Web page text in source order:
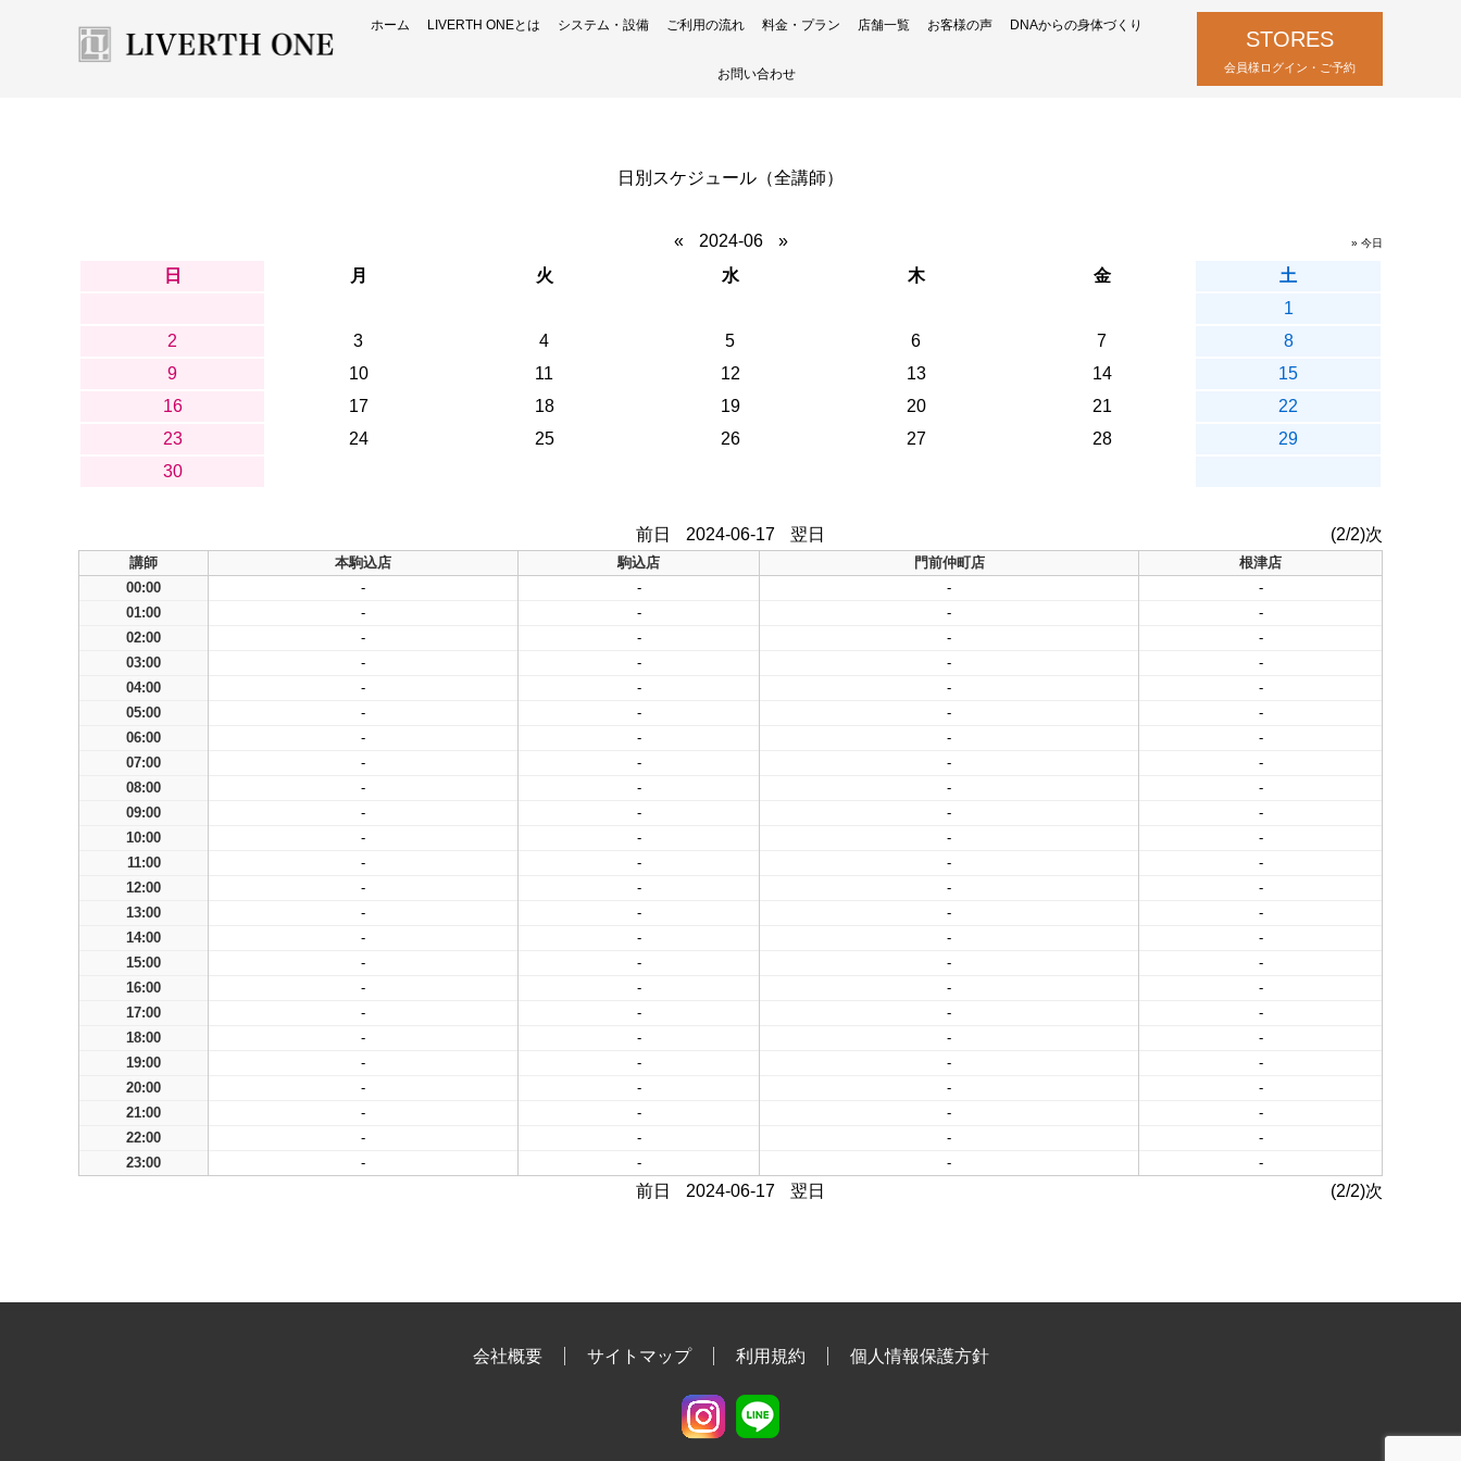
ホーム LIVERTH ONEとは システム・設備 ご利用の流れ 料金・プラン 店舗一覧 お客様の声 DNAからの身体づくり
お問い合わせ
STORES
会員様ログイン・ご予約
日別スケジュール（全講師）
« 2024-06 » » 今日
日 月 火 水 木 金
土
1
2
3 4 5 6 7
8
9
10 11 12 13 14
15
16
17 18 19 20 21
22
23
24 25 26 27 28
29
30
前日 2024-06-17 翌日 (2/2)次
講師 本駒込店 駒込店 門前仲町店
根津店
00:00
- - -
-
01:00
- - -
-
02:00
- - -
-
03:00
- - -
-
04:00
- - -
-
05:00
- - -
-
06:00
- - -
-
07:00
- - -
-
08:00
- - -
-
09:00
- - -
-
10:00
- - -
-
11:00
- - -
-
12:00
- - -
-
13:00
- - -
-
14:00
- - -
-
15:00
- - -
-
16:00
- - -
-
17:00
- - -
-
18:00
- - -
-
19:00
- - -
-
20:00
- - -
-
21:00
- - -
-
22:00
- - -
-
23:00
- - - -
前日 2024-06-17 翌日 (2/2)次
会社概要 サイトマップ 利用規約 個人情報保護方針